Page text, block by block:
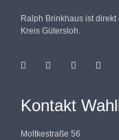
Ralph Brinkhaus ist
Kreis Gütersloh.
Kontakt
Moltkestraße 56